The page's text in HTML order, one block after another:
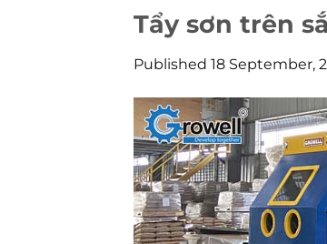
Tẩy sơn trên
Published 18 September,